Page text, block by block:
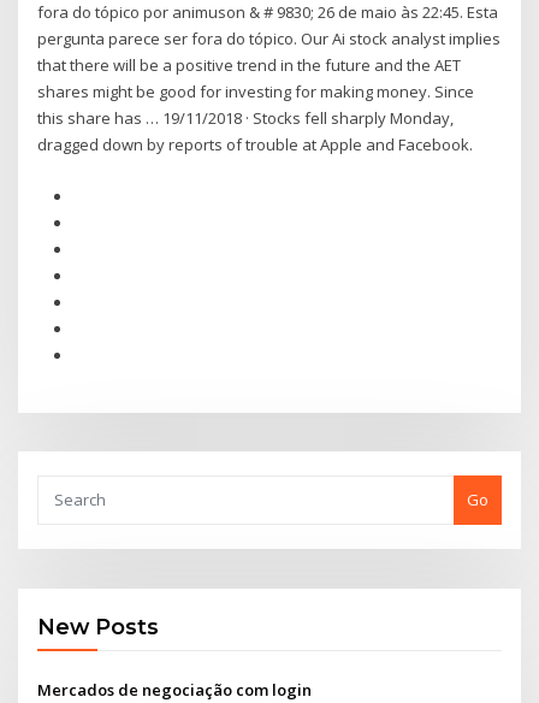
fora do tópico por animuson & # 9830; 26 de maio às 22:45. Esta
pergunta parece ser fora do tópico. Our Ai stock analyst implies
that there will be a positive trend in the future and the AET
shares might be good for investing for making money. Since
this share has … 19/11/2018 · Stocks fell sharply Monday,
dragged down by reports of trouble at Apple and Facebook.
Go
New Posts
Mercados de negociação com login